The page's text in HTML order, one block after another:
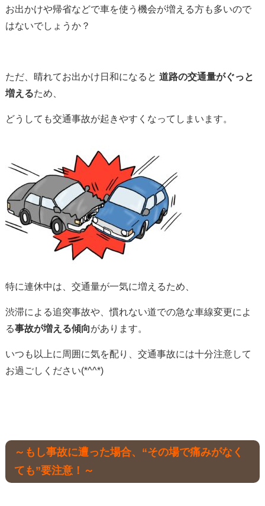
お出かけや帰省などで車を使う機会が増える方も多いので
はないでしょうか？
ただ、晴れてお出かけ日和になると 道路の交通量がぐっと
増えるため、
どうしても交通事故が起きやすくなってしまいます。
特に連休中は、交通量が一気に増えるため、
渋滞による追突事故や、慣れない道での急な車線変更によ
る事故が増える傾向があります。
いつも以上に周囲に気を配り、交通事故には十分注意して
お過ごしください(*^^*)
～もし事故に遭った場合、“その場で痛みがなく
ても”要注意！～